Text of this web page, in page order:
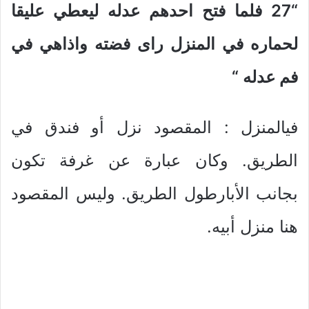
“27
فلما فتح احدهم عدله ليعطي عليقا
لحماره في المنزل راى فضته واذاهي في
فم عدله “
فيالمنزل : المقصود نزل أو فندق في
الطريق. وكان عبارة عن غرفة تكون
بجانب الأبارطول الطريق. وليس المقصود
هنا منزل أبيه.